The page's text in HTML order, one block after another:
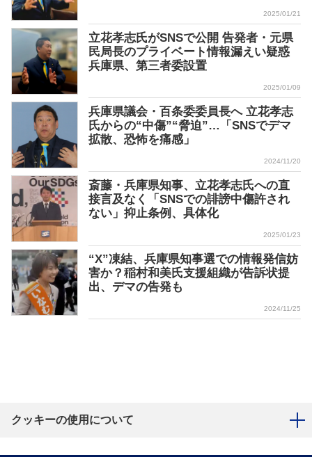
2025/01/21
立花孝志氏がSNSで公開 告発者・元県
民局長のプライベート情報漏えい疑惑
兵庫県、第三者委設置
2025/01/09
兵庫県議会・百条委委員長へ 立花孝志
氏からの“中傷”“脅迫”…「SNSでデマ
拡散、恐怖を痛感」
2024/11/20
斎藤・兵庫県知事、立花孝志氏への直
接言及なく「SNSでの誹謗中傷許され
ない」抑止条例、具体化
2025/01/23
“X”凍結、兵庫県知事選での情報発信妨
害か？稲村和美氏支援組織が告訴状提
出、デマの告発も
2024/11/25
クッキーの使用について